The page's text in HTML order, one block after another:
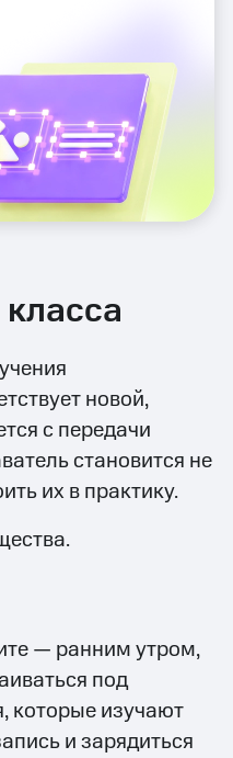
новой,
с передачи
становится не
их в практику.
— ранним утром,
под
которые изучают
и зарядиться